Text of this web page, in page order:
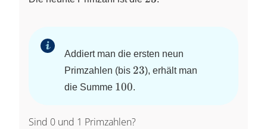
Addiert man die ersten neun
Primzahlen (bis 23
23), erhält man
die Summe 100
100.
Sind 0 und 1 Primzahlen?